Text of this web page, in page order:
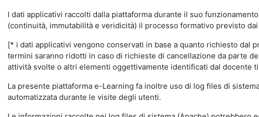
I dati applicativi raccolti dalla piattaforma durante il suo
(continuità, immutabilità e veridicità) il processo formativo previsto
[* i dati applicativi vengono conservati in base a quanto richiesto
termini saranno ridotti in caso di richieste di cancellazione da parte
attività svolte o altri elementi oggettivamente identificati dal docente
La presente piattaforma e-Learning fa inoltre uso di log files di
automatizzata durante le visite degli utenti.